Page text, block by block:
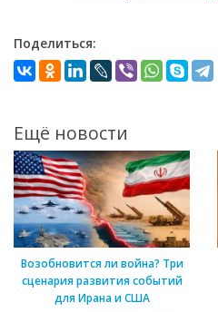
Поделиться:
Ещё новости
Возобновится ли война? Три
сценария развития событий
для Ирана и США